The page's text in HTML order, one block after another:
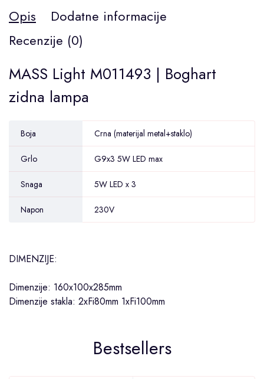
Opis
Dodatne informacije
Recenzije (0)
MASS Light M011493 | Boghart
zidna lampa
Boja Crna (materijal metal+staklo)
Grlo G9x3 5W LED max
Snaga 5W LED x 3
Napon 230V
DIMENZIJE:
Dimenzije: 160x100x285mm
Dimenzije stakla: 2xFi80mm 1xFi100mm
Bestsellers